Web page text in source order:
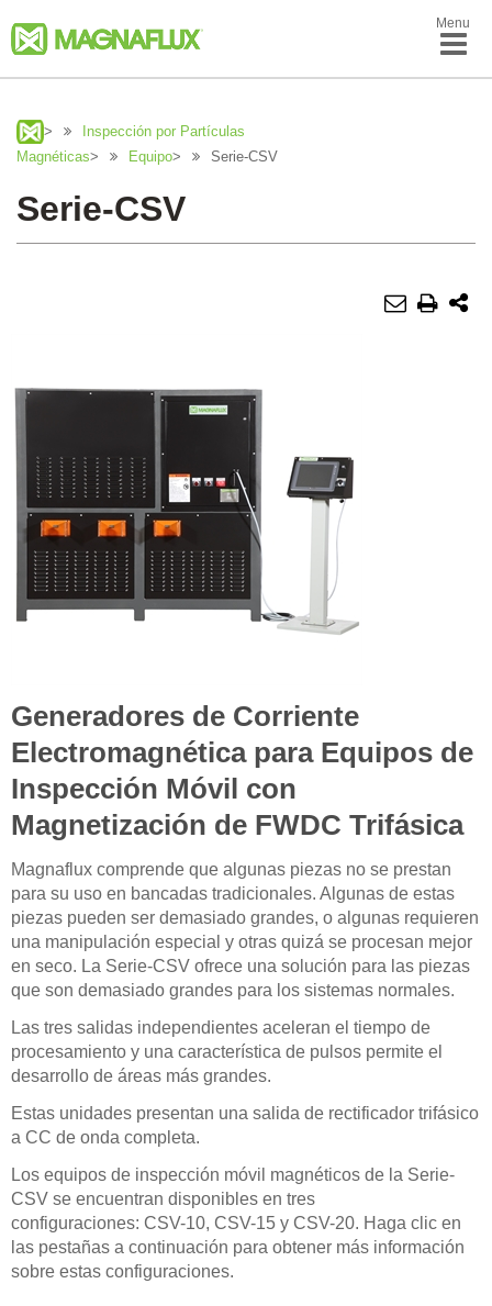
Menu
>
Inspección por Partículas
Magnéticas> Equipo> Serie-CSV
Serie-CSV
Generadores de Corriente
Electromagnética para Equipos de
Inspección Móvil con
Magnetización de FWDC Trifásica
Magnaflux comprende que algunas piezas no se prestan
para su uso en bancadas tradicionales. Algunas de estas
piezas pueden ser demasiado grandes, o algunas requieren
una manipulación especial y otras quizá se procesan mejor
en seco. La Serie-CSV ofrece una solución para las piezas
que son demasiado grandes para los sistemas normales.
Las tres salidas independientes aceleran el tiempo de
procesamiento y una característica de pulsos permite el
desarrollo de áreas más grandes.
Estas unidades presentan una salida de rectificador trifásico
a CC de onda completa.
Los equipos de inspección móvil magnéticos de la Serie-
CSV se encuentran disponibles en tres
configuraciones: CSV-10, CSV-15 y CSV-20. Haga clic en
las pestañas a continuación para obtener más información
sobre estas configuraciones.